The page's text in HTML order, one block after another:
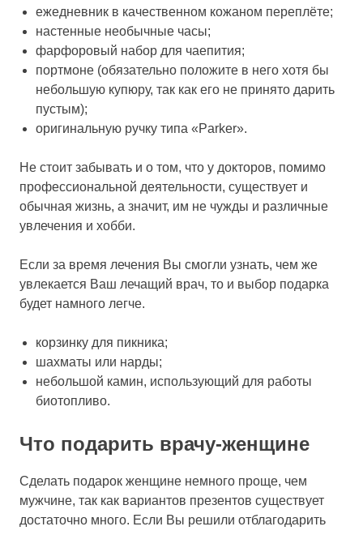
ежедневник в качественном кожаном переплёте;
настенные необычные часы;
фарфоровый набор для чаепития;
портмоне (обязательно положите в него хотя бы
небольшую купюру, так как его не принято дарить
пустым);
оригинальную ручку типа «Parker».
Не стоит забывать и о том, что у докторов, помимо
профессиональной деятельности, существует и
обычная жизнь, а значит, им не чужды и различные
увлечения и хобби.
Если за время лечения Вы смогли узнать, чем же
увлекается Ваш лечащий врач, то и выбор подарка
будет намного легче.
корзинку для пикника;
шахматы или нарды;
небольшой камин, использующий для работы
биотопливо.
Что подарить врачу-женщине
Сделать подарок женщине немного проще, чем
мужчине, так как вариантов презентов существует
достаточно много. Если Вы решили отблагодарить